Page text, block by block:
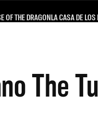
OF THE DRAGONLA CASA DE
The